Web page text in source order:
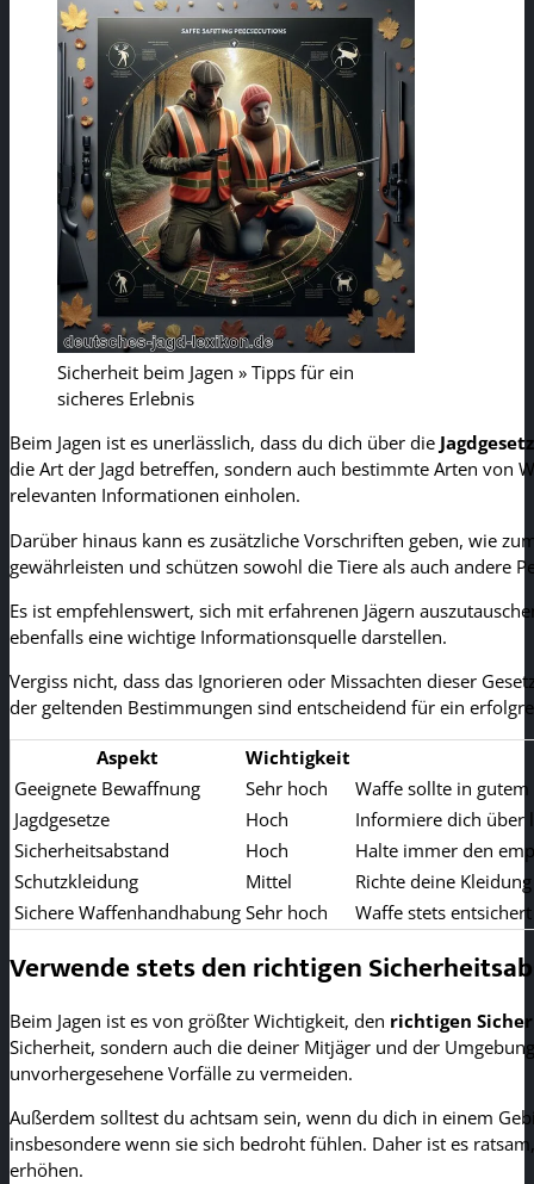
Sicherheit beim Jagen » Tipps für ein
sicheres Erlebnis
Beim Jagen ist es unerlässlich, dass du dich über die
die Art der Jagd betreffen, sondern auch bestimmte Arten von
relevanten Informationen einholen.
Darüber hinaus kann es zusätzliche Vorschriften geben, wie
gewährleisten und schützen sowohl die Tiere als auch andere
Es ist empfehlenswert, sich mit erfahrenen Jägern
ebenfalls eine wichtige Informationsquelle darstellen.
Vergiss nicht, dass das Ignorieren oder Missachten dieser
der geltenden Bestimmungen sind entscheidend für ein
Aspekt
Wichtigkeit
Geeignete Bewaffnung
Sehr hoch
Waffe sollte in gutem
Jagdgesetze
Hoch
Informiere dich über
Sicherheitsabstand
Hoch
Halte immer den
Schutzkleidung
Mittel
Richte deine
Sichere Waffenhandhabung Sehr hoch Waffe stets
Verwende stets den richtigen
Beim Jagen ist es von größter Wichtigkeit, den richtigen
Sicherheit, sondern auch die deiner Mitjäger und der
unvorhergesehene Vorfälle zu vermeiden.
Außerdem solltest du achtsam sein, wenn du dich in einem
insbesondere wenn sie sich bedroht fühlen. Daher ist es
erhöhen.